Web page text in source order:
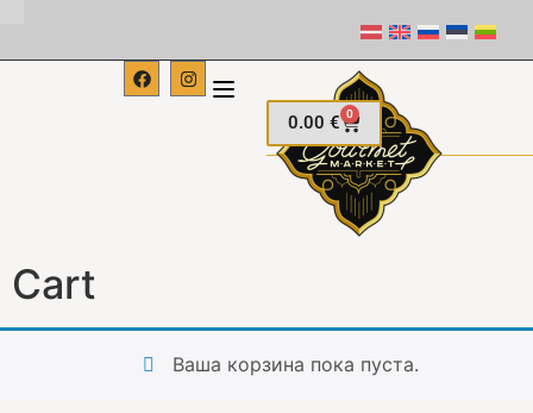
0.00 € 0
Cart
Ваша корзина пока пуста.